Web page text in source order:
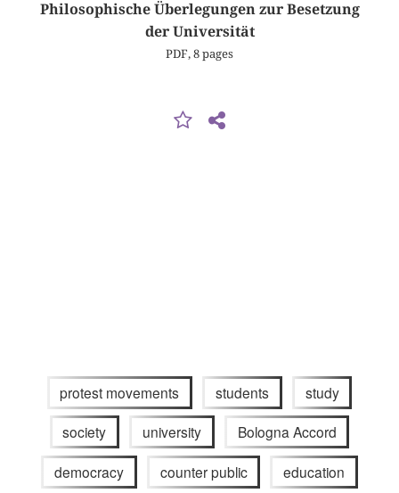
Philosophische Überlegungen zur Besetzung
der Universität
PDF, 8 pages
protest movements students study
society university Bologna Accord
democracy counter public education